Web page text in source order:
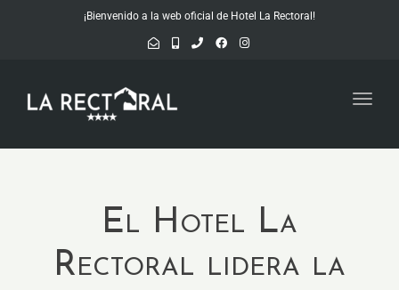
¡Bienvenido a la web oficial de Hotel La Rectoral!
El Hotel La
Rectoral lidera la